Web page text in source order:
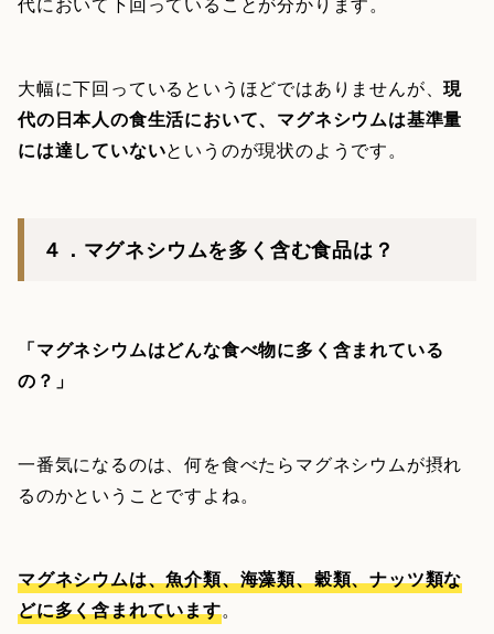
大幅に下回っているというほどではありませんが、現
代の日本人の食生活において、マグネシウムは基準量
には達していないというのが現状のようです。
４．マグネシウムを多く含む食品は？
「マグネシウムはどんな食べ物に多く含まれている
の？」
一番気になるのは、何を食べたらマグネシウムが摂れ
るのかということですよね。
マグネシウムは、魚介類、海藻類、穀類、ナッツ類な
どに多く含まれています。